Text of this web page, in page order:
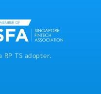
RP TS adopter.